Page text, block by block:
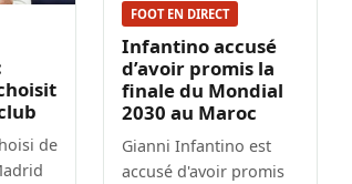
de
FOOT EN DIRECT
Infantino accusé
d’avoir promis la
finale du Mondial
2030 au Maroc
Gianni Infantino est
accusé d'avoir promis